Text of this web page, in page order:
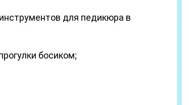
для педикюра в
босиком;